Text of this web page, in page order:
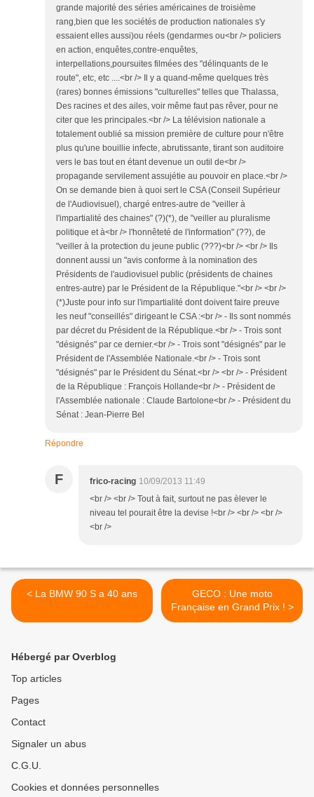
grande majorité des séries américaines de troisième
rang,bien que les sociétés de production nationales s'y
essaient elles aussi)ou réels (gendarmes ou<br /> policiers
en action, enquêtes,contre-enquêtes,
interpellations,poursuites filmées des "délinquants de le
route", etc, etc ....<br /> Il y a quand-même quelques très
(rares) bonnes émissions "culturelles" telles que Thalassa,
Des racines et des ailes, voir même faut pas rêver, pour ne
citer que les principales.<br /> La télévision nationale a
totalement oublié sa mission première de culture pour n'être
plus qu'une bouillie infecte, abrutissante, tirant son auditoire
vers le bas tout en étant devenue un outil de<br />
propagande servilement assujétie au pouvoir en place.<br />
On se demande bien à quoi sert le CSA (Conseil Supérieur
de l'Audiovisuel), chargé entres-autre de "veiller à
l'impartialité des chaines" (?)(*), de "veiller au pluralisme
politique et à<br /> l'honnêteté de l'information" (??), de
"veiller à la protection du jeune public (???)<br /> <br /> Ils
donnent aussi un "avis conforme à la nomination des
Présidents de l'audiovisuel public (présidents de chaines
entres-autre) par le Président de la République."<br /> <br />
(*)Juste pour info sur l'impartialité dont doivent faire preuve
les neuf "conseillés" dirigeant le CSA :<br /> - Ils sont nommés
par décret du Président de la République.<br /> - Trois sont
"désignés" par ce dernier.<br /> - Trois sont "désignés" par le
Président de l'Assemblée Nationale.<br /> - Trois sont
"désignés" par le Président du Sénat.<br /> <br /> - Président
de la République : François Hollande<br /> - Président de
l'Assemblée nationale : Claude Bartolone<br /> - Président du
Sénat : Jean-Pierre Bel
Répondre
F frico-racing 10/09/2013 11:49
<br /> <br /> Tout à fait, surtout ne pas èlever le
niveau tel pourait être la devise !<br /> <br /> <br />
<br />
< La BMW 90 S a 40 ans
GECO : Une moto
Française en Grand Prix ! >
Hébergé par Overblog
Top articles
Pages
Contact
Signaler un abus
C.G.U.
Cookies et données personnelles